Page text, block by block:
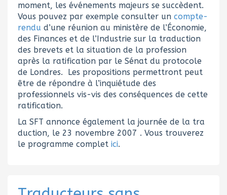
moment, les événements majeurs se succèdent.
Vous pouvez par exemple consulter un compte-
rendu d’une réunion au ministère de l’Économie,
des Finances et de l’Industrie sur la traduction
des brevets et la situation de la profession
après la ratification par le Sénat du protocole
de Londres. Les propositions permettront peut
être de répondre à l’inquiétude des
professionnels vis-vis des conséquences de cette
ratification.
La SFT annonce également la journée de la tra
duction, le 23 novembre 2007 . Vous trouverez
le programme complet ici.